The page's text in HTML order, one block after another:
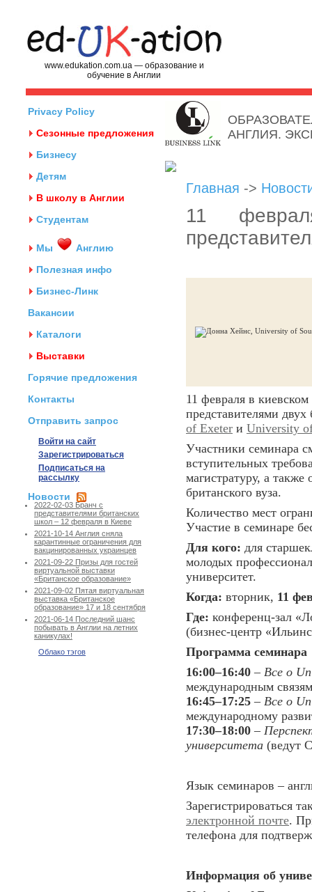
www.edukation.com.ua — образование и
обучение в Англии
Privacy Policy
Сезонные предложения
Бизнесу
Детям
В школу в Англии
Студентам
Мы
Англию
Полезная инфо
Бизнес-Линк
Вакансии
Каталоги
Выставки
Горячие предложения
Контакты
Отправить запрос
Войти на сайт
Зарегистрироваться
Подписаться на
рассылку
Новости
2022-02-03 Бранч с
представителями британских
школ – 12 февраля в Киеве
2021-10-14 Англия сняла
карантинные ограничения для
вакцинированных украинцев
2021-09-22 Призы для гостей
виртуальной выставки
«Британское образование»
2021-09-02 Пятая виртуальная
выставка «Британское
образование» 17 и 18 сентября
2021-06-14 Последний шанс
побывать в Англии на летних
каникулах!
Облако тэгов
АНГЛИЯ.
Главная ->
11
11 февраля в
представителями
of Exeter и University
Участники семинара
вступительных
магистратуру, а также
британского вуза.
Количество мест
Участие в семинаре
Для кого: для
молодых
университет.
Когда: вторник, 11
Где: конференц-зал
(бизнес-центр
Программа семинара
16:00–16:40 – Все о
международным
16:45–17:25 – Все о
международному
17:30–18:00 –
университета (ведут
Язык семинаров –
Зарегистрироваться
электронной почте.
телефона для
Информация об